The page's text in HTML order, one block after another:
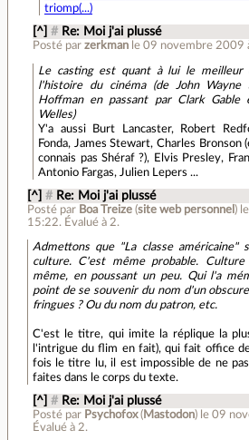
triomp(...)
[^] # Re: Moi j'ai plussé
Posté parzerkman le 09 novembre 2009
Le casting est quant à lui le meilleur
l'histoire du cinéma (de John Wayne
Hoffman en passant par Clark Gable
Welles)
Y'a aussi Burt Lancaster, Robert
Fonda, James Stewart, Charles Bronson
connais pas Shéraf ?), Elvis Presley,
Antonio Fargas, Julien Lepers ...
[^] # Re: Moi j'ai plussé
Posté par Boa Treize(site web personnel )
15:22. Évalué à 2.
Admettons que "La classe américaine"
culture. C'est même probable. Culture
même, en poussant un peu. Qui l'a
point de se souvenir du nom d'un
fringues ? Ou du nom du patron, etc.
C'est le titre, qui imite la réplique la
l'intrigue du flim en fait), qui fait office
fois le titre lu, il est impossible de ne
faites dans le corps du texte.
[^] # Re: Moi j'ai plussé
Posté par Psychofox( Mastodon) le 09
Évalué à 2.